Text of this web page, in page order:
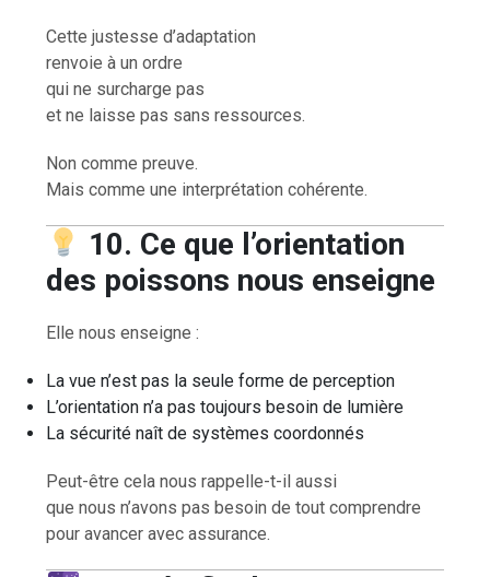
Cette justesse d’adaptation
renvoie à un ordre
qui ne surcharge pas
et ne laisse pas sans ressources.
Non comme preuve.
Mais comme une interprétation cohérente.
10. Ce que l’orientation
des poissons nous enseigne
Elle nous enseigne :
La vue n’est pas la seule forme de perception
L’orientation n’a pas toujours besoin de lumière
La sécurité naît de systèmes coordonnés
Peut-être cela nous rappelle-t-il aussi
que nous n’avons pas besoin de tout comprendre
pour avancer avec assurance.